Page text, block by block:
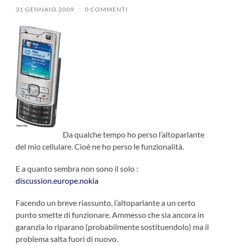
31 GENNAIO 2009 / 0 COMMENTI
Da qualche tempo ho perso l’altoparlante
del mio cellulare. Cioè ne ho perso le funzionalità.
E a quanto sembra non sono il solo :
discussion.europe.nokia
Facendo un breve riassunto, l’altoparlante a un certo
punto smette di funzionare. Ammesso che sia ancora in
garanzia lo riparano (probabilmente sostituendolo) ma il
problema salta fuori di nuovo.